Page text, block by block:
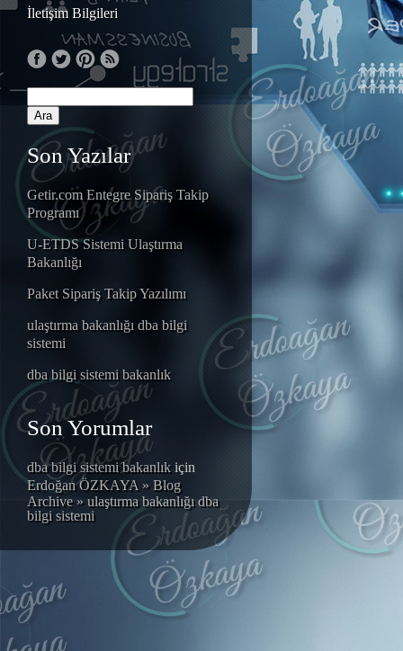
İletişim Bilgileri
Son Yazılar
Getir.com Entegre Sipariş Takip
Programı
U-ETDS Sistemi Ulaştırma
Bakanlığı
Paket Sipariş Takip Yazılımı
ulaştırma bakanlığı dba bilgi
sistemi
dba bilgi sistemi bakanlık
Son Yorumlar
dba bilgi sistemi bakanlıkiçin
Erdoğan ÖZKAYA » Blog
Archive » ulaştırma bakanlığı dba
bilgi sistemi